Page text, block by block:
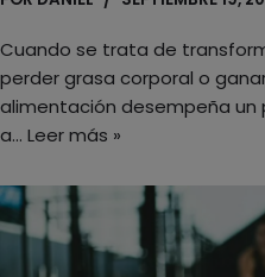
Cuando se trata de
perder grasa corporal o
alimentación desempeña
a… Leer más »